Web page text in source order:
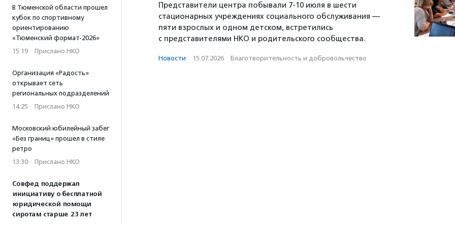
В Тюменской области прошел
кубок по спортивному
ориентированию
«Тюменский формат-2026»
15:19 · Прислано НКО
Организация «Радость»
открывает сеть
региональных подразделений
14:25 · Прислано НКО
Московский юбилейный забег
«Без границ» прошел в стиле
ретро
13:30 · Прислано НКО
Совфед поддержал
инициативу о бесплатной
юридической помощи
сиротам старше 23 лет
Представители центра побывали 7-10 июля в шести
стационарных учреждениях социального обслуживания —
пяти взрослых и одном детском, встретились
с представителями НКО и родительского сообщества.
Новости · 15.07.2026 · Благотвори­тель­ность и доброволь­чест­во